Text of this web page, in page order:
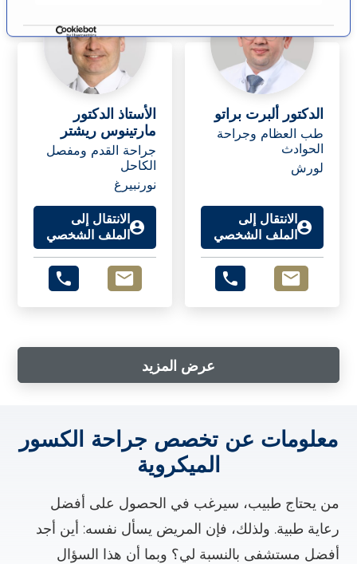
ة
الأستاذ الدكتور
مارتينوس ريشتر
جراحة القدم ومفصل
الكاحل
نورنبيرغ
الانتقال إلى
الملف الشخصي
الدكتور ألبرت براتو
طب العظام وجراحة
الحوادث
لورش
الانتقال إلى
الملف الشخصي
عرض المزيد
معلومات عن تخصص جراحة الكسور
الميكروية
من يحتاج طبيب، سيرغب في الحصول على أفضل
رعاية طبية. ولذلك، فإن المريض يسأل نفسه: أين أجد
أفضل مستشفى بالنسبة لي؟ وبما أن هذا السؤال